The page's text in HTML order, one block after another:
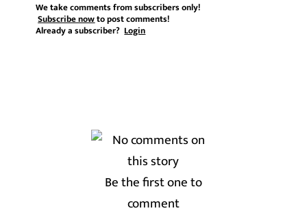
We take comments from subscribers only!
Subscribe nowto post comments!
Already a subscriber?Login
Be the first one to
comment